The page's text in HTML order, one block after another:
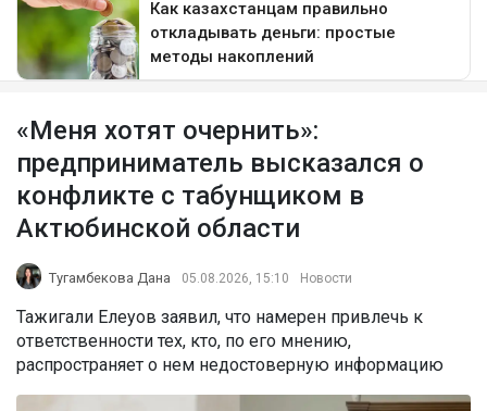
«Меня хотят очернить»:
предприниматель высказался о
конфликте с табунщиком в
Актюбинской области
Тугамбекова Дана 05.08.2026, 15:10 Новости
Тажигали Елеуов заявил, что намерен привлечь к
ответственности тех, кто, по его мнению,
распространяет о нем недостоверную информацию